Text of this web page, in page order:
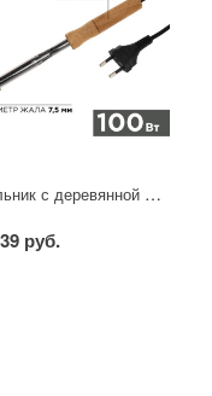
Паяльник с деревянной ручкой, серия WOOD, 100Вт, 230В, блистер PROconnect
руб.